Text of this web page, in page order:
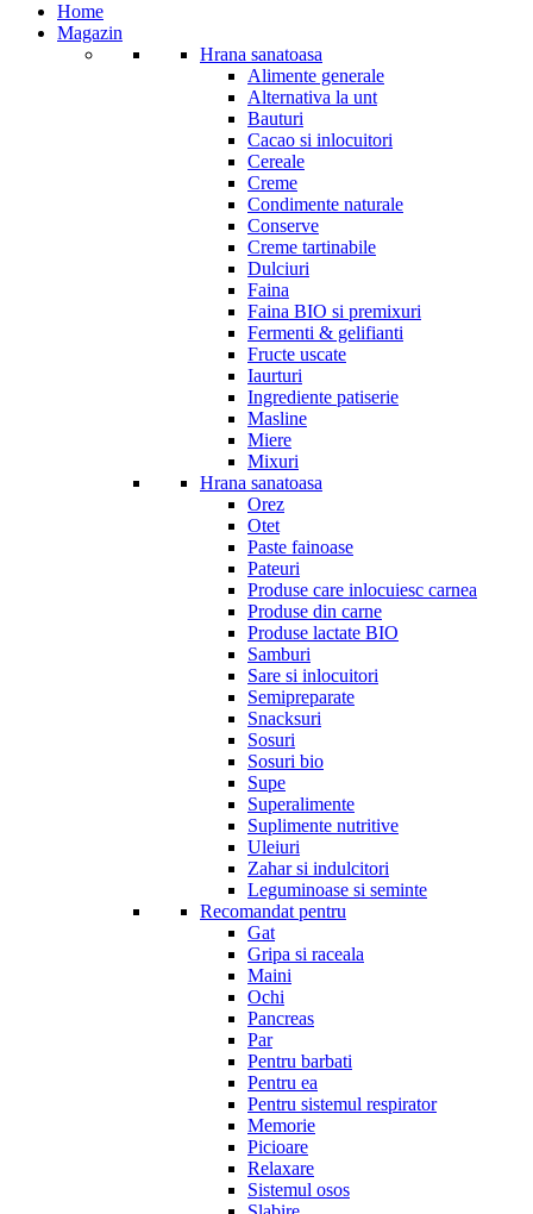
Home
Magazin
Hrana sanatoasa
Alimente generale
Alternativa la unt
Bauturi
Cacao si inlocuitori
Cereale
Creme
Condimente naturale
Conserve
Creme tartinabile
Dulciuri
Faina
Faina BIO si premixuri
Fermenti & gelifianti
Fructe uscate
Iaurturi
Ingrediente patiserie
Masline
Miere
Mixuri
Hrana sanatoasa
Orez
Otet
Paste fainoase
Pateuri
Produse care inlocuiesc carnea
Produse din carne
Produse lactate BIO
Samburi
Sare si inlocuitori
Semipreparate
Snacksuri
Sosuri
Sosuri bio
Supe
Superalimente
Suplimente nutritive
Uleiuri
Zahar si indulcitori
Leguminoase si seminte
Recomandat pentru
Gat
Gripa si raceala
Maini
Ochi
Pancreas
Par
Pentru barbati
Pentru ea
Pentru sistemul respirator
Memorie
Picioare
Relaxare
Sistemul osos